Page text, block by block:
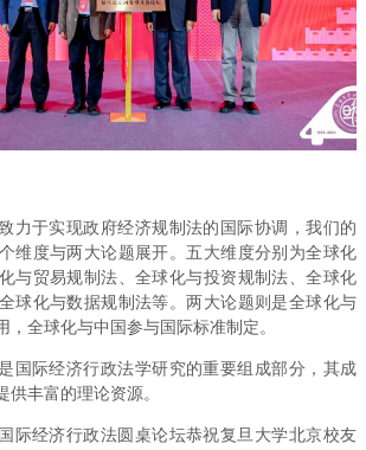
力于实现政府经济规制法的国际协调，我们的
维度与两大论题展开。五大维度分别为全球化
与贸易规制法、全球化与投资规制法、全球化
球化与数据规制法等。两大论题则是全球化与
，全球化与中国参与国际标准制定。
国际经济行政法学研究的重要组成部分，其成
丰富的理论资源。
际经济行政法圆桌论坛恭祝复旦大学北京校友